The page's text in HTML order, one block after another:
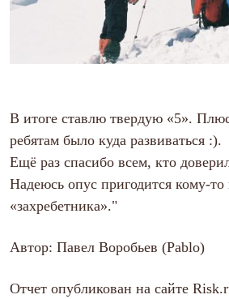
В итоге ставлю твердую «5».
ребятам было куда развиваться :).
Ещё раз спасибо всем, кто
Надеюсь опус пригодится кому-
«захребетника»."
Автор: Павел Воробьев (Pablo)
Отчет опубликован на сайте